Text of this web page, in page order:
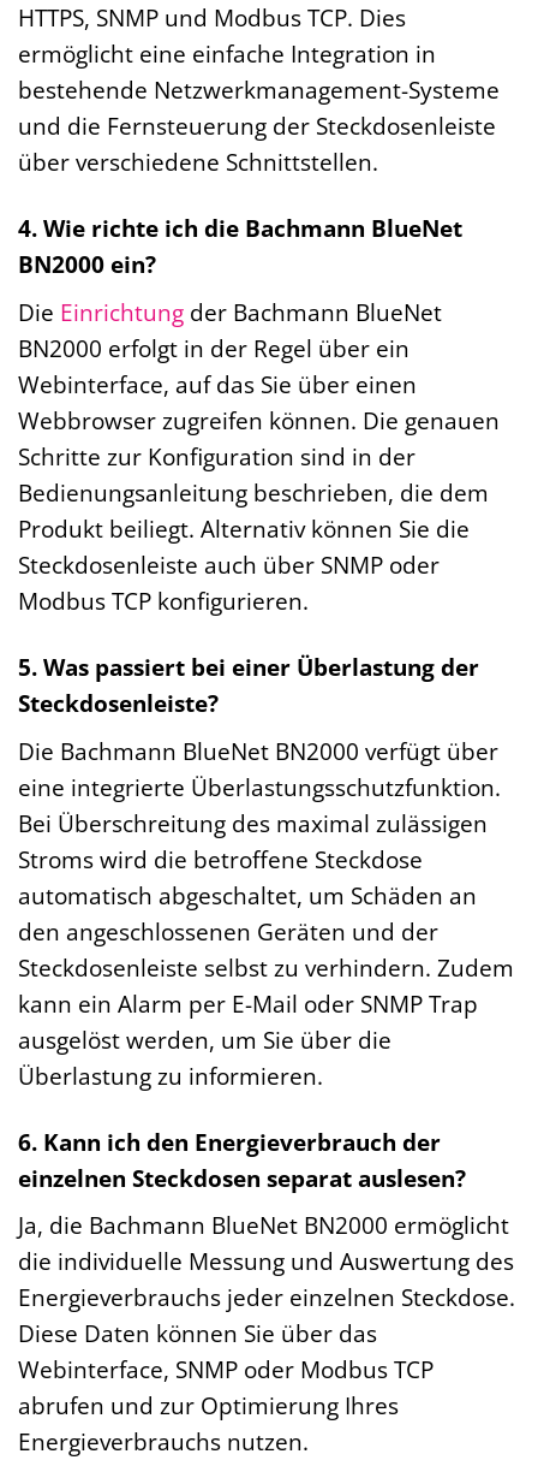
HTTPS, SNMP und Modbus TCP. Dies
ermöglicht eine einfache Integration in
bestehende Netzwerkmanagement-Systeme
und die Fernsteuerung der Steckdosenleiste
über verschiedene Schnittstellen.
4. Wie richte ich die Bachmann BlueNet
BN2000 ein?
Die Einrichtung der Bachmann BlueNet
BN2000 erfolgt in der Regel über ein
Webinterface, auf das Sie über einen
Webbrowser zugreifen können. Die genauen
Schritte zur Konfiguration sind in der
Bedienungsanleitung beschrieben, die dem
Produkt beiliegt. Alternativ können Sie die
Steckdosenleiste auch über SNMP oder
Modbus TCP konfigurieren.
5. Was passiert bei einer Überlastung der
Steckdosenleiste?
Die Bachmann BlueNet BN2000 verfügt über
eine integrierte Überlastungsschutzfunktion.
Bei Überschreitung des maximal zulässigen
Stroms wird die betroffene Steckdose
automatisch abgeschaltet, um Schäden an
den angeschlossenen Geräten und der
Steckdosenleiste selbst zu verhindern. Zudem
kann ein Alarm per E-Mail oder SNMP Trap
ausgelöst werden, um Sie über die
Überlastung zu informieren.
6. Kann ich den Energieverbrauch der
einzelnen Steckdosen separat auslesen?
Ja, die Bachmann BlueNet BN2000 ermöglicht
die individuelle Messung und Auswertung des
Energieverbrauchs jeder einzelnen Steckdose.
Diese Daten können Sie über das
Webinterface, SNMP oder Modbus TCP
abrufen und zur Optimierung Ihres
Energieverbrauchs nutzen.